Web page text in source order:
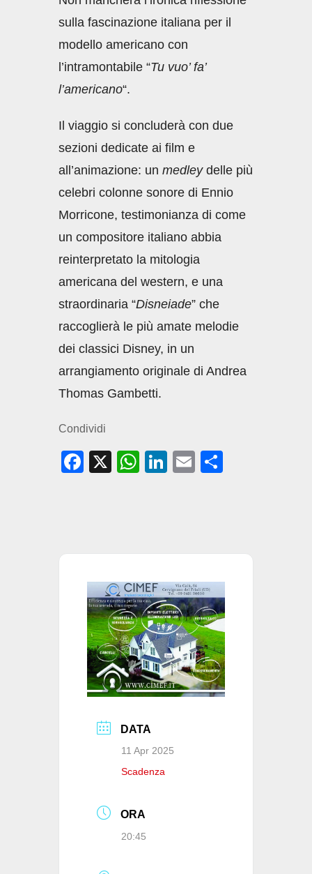
sulla fascinazione italiana per il
modello americano con
l’intramontabile “Tu vuo’ fa’
l’americano“.
Il viaggio si concluderà con due
sezioni dedicate ai film e
all’animazione: un medleydelle più
celebri colonne sonore di Ennio
Morricone, testimonianza di come
un compositore italiano abbia
reinterpretato la mitologia
americana del western, e una
straordinaria “Disneiade” che
raccoglierà le più amate melodie
dei classici Disney, in un
arrangiamento originale di Andrea
Thomas Gambetti.
Condividi
F
b
o
k
X
W
A
p
Li
dI
E
vi
DATA
11 Apr 2025
Scadenza
ORA
20:45